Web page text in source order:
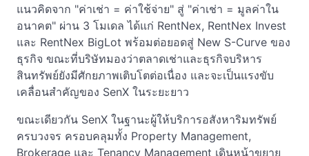
แนวคิดจาก "ค่าเช่า = ค่าใช้จ่าย" สู่ "ค่าเช่า = มูลค่าใน
อนาคต" ผ่าน 3 โมเดล ได้แก่ RentNex, RentNex Invest
และ RentNex BigLot พร้อมต่อยอดสู่ New S-Curve ของ
ธุรกิจ ขณะที่บริษัทมองว่าตลาดเช่าและธุรกิจบริหาร
สินทรัพย์ยังมีศักยภาพเติบโตต่อเนื่อง และจะเป็นแรงขับ
เคลื่อนสำคัญของ SenX ในระยะยาว
ขณะเดียวกัน SenX ในฐานะผู้ให้บริการอสังหาริมทรัพย์
ครบวงจร ครอบคลุมทั้ง Property Management,
Brokerage และ Tenancy Management เดินหน้าขยาย